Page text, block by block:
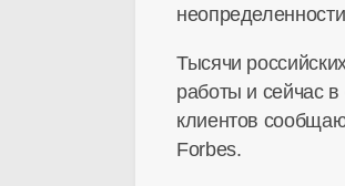
Тысячи
работы и сейчас
клиентов
Forbes.